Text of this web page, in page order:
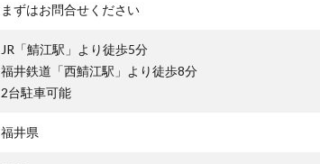
まずはお問合せください
JR「鯖江駅」より徒歩5分
福井鉄道「西鯖江駅」より徒歩8分
2台駐車可能
福井県